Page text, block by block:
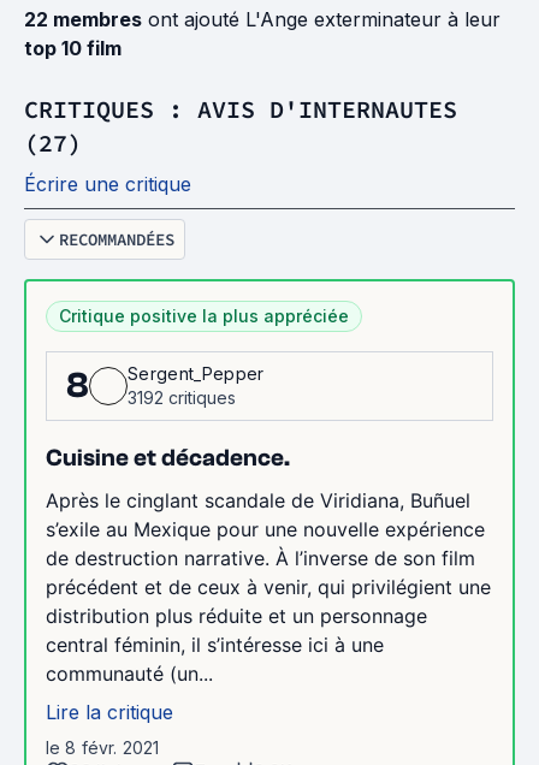
22 membres ont ajouté L'Ange exterminateur à leur
top 10 film
CRITIQUES : AVIS D'INTERNAUTES
(27)
Écrire une critique
RECOMMANDÉES
Critique positive la plus appréciée
8
Sergent_Pepper
3192 critiques
Cuisine et décadence.
Après le cinglant scandale de Viridiana, Buñuel
s’exile au Mexique pour une nouvelle expérience
de destruction narrative. À l’inverse de son film
précédent et de ceux à venir, qui privilégient une
distribution plus réduite et un personnage
central féminin, il s’intéresse ici à une
communauté (un...
Lire la critique
le 8 févr. 2021